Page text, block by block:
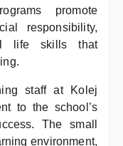
promote
responsibility,
life skills that
staff at Kolej
to the school’s
The small
environment,